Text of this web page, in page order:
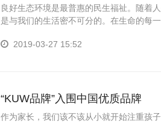
良好生态环境是最普惠的民生福祉。随着
是与我们的生活密不可分的。在生命的每
量，...2019-03-27 15:52
“KUW品牌”入围中国优质品牌
作为家长，我们该不该从小就开始注重孩